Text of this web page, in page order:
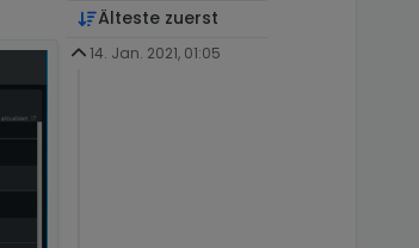
Älteste zuerst
14. Jan. 2021, 01:05